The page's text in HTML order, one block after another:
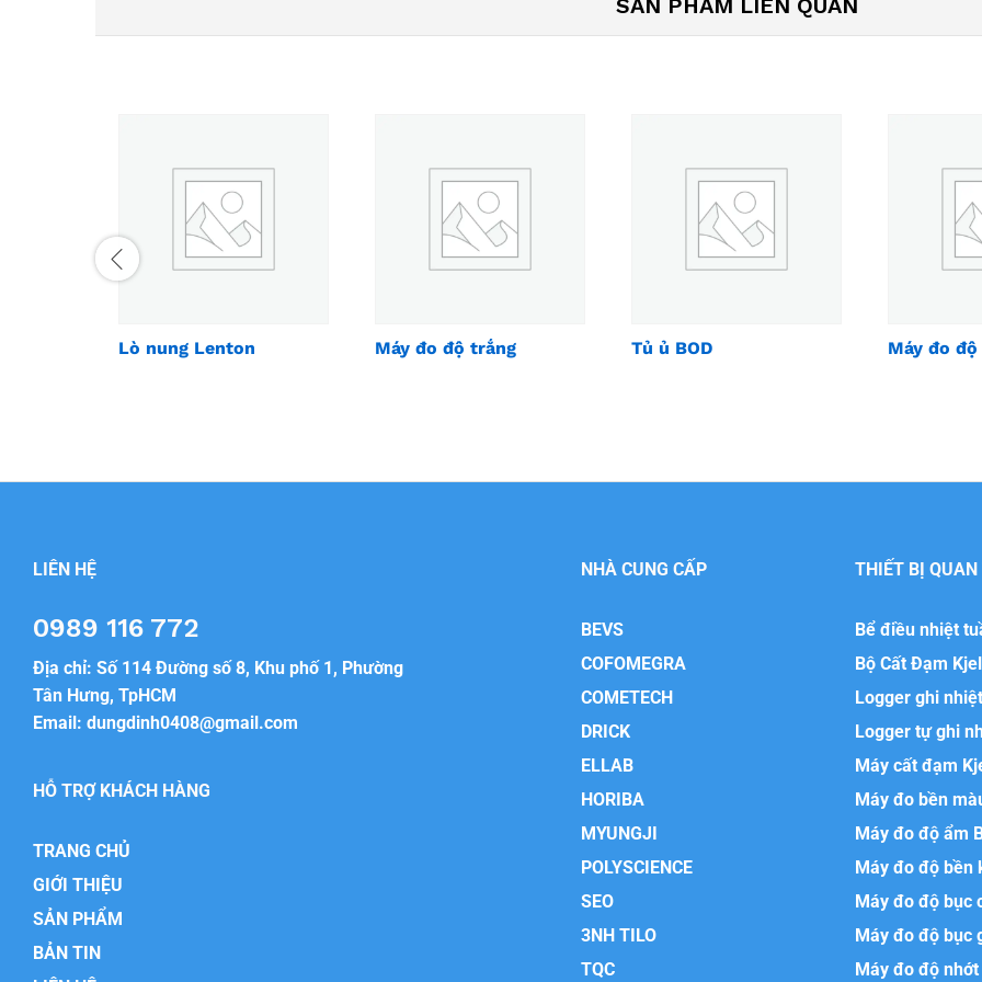
SẢN PHẨM LIÊN QUAN
Lò nung Lenton Máy đo độ trắng Tủ ủ BOD Máy đo
LIÊN HỆ
0989 116 772
Địa chỉ: Số 114 Đường số 8, Khu phố 1, Phường
Tân Hưng, TpHCM
Email: dungdinh0408@gmail.com
HỖ TRỢ KHÁCH HÀNG
TRANG CHỦ
GIỚI THIỆU
SẢN PHẨM
BẢN TIN
NHÀ CUNG CẤP
BEVS
COFOMEGRA
COMETECH
DRICK
ELLAB
HORIBA
MYUNGJI
POLYSCIENCE
SEO
3NH TILO
TQC
THIẾT BỊ
Bể điều nhiệt
Bộ Cất Đạm
Logger ghi
Logger tự ghi
Máy cất đạm
Máy đo bền
Máy đo độ ẩm
Máy đo độ bền
Máy đo độ bục
Máy đo độ bục
Máy đo độ